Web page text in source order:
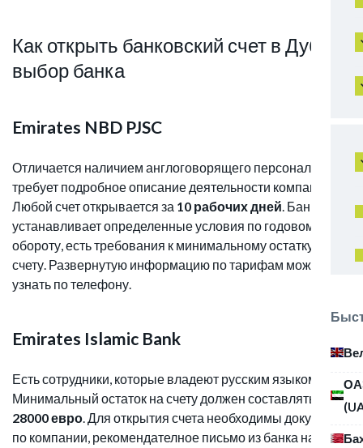
Как открыть банковский счет в Дубае:
выбор банка
Emirates NBD PJSC
Отличается наличием англоговорящего персонала,
требует подробное описание деятельности компании.
Любой счет открывается за 10 рабочих дней. Банк
устанавливает определенные условия по годовому
обороту, есть требования к минимальному остатку на
счету. Развернутую информацию по тарифам можно
узнать по телефону.
Emirates Islamic Bank
Есть сотрудники, которые владеют русским языком.
Минимальный остаток на счету должен составлять
28000 евро. Для открытия счета необходимы документы
по компании, рекомендателное письмо из банка на